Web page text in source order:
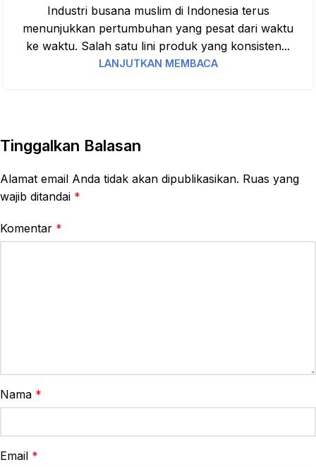
Industri busana muslim di Indonesia terus
menunjukkan pertumbuhan yang pesat dari waktu
ke waktu. Salah satu lini produk yang konsisten...
LANJUTKAN MEMBACA
Tinggalkan Balasan
Alamat email Anda tidak akan dipublikasikan. Ruas yang
wajib ditandai *
Komentar *
Nama *
Email *